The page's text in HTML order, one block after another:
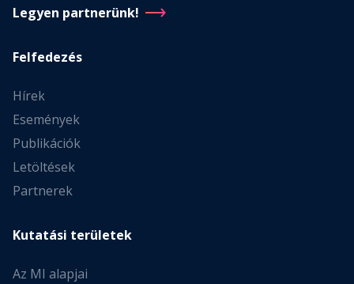
Legyen partnerünk!
Felfedezés
Hírek
Események
Publikációk
Letöltések
Partnerek
Kutatási területek
Az MI alapjai